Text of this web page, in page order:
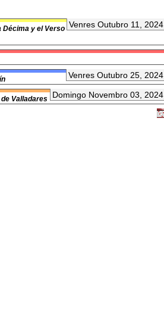
Venres Outubro 11, 2024
Décima y el Verso
Venres Outubro 25, 2024
Domingo Novembro 03, 2024
Valladares